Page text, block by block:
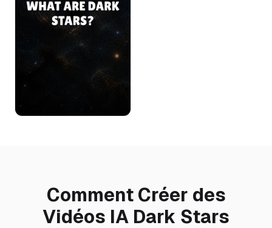
Comment Créer des
Vidéos IA Dark Stars